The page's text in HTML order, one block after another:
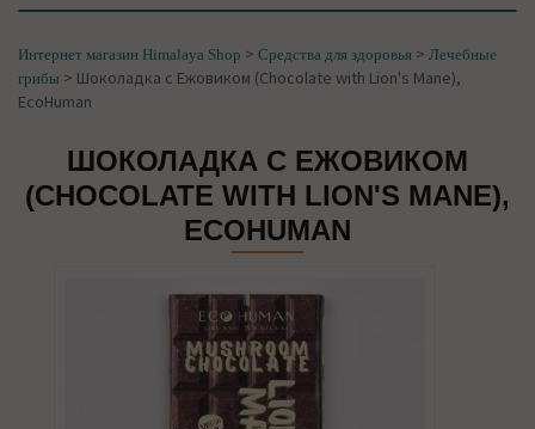
Интернет магазин Himalaya Shop > Средства для здоровья > Лечебные
грибы > Шоколадка с Ежовиком (Chocolate with Lion's Mane),
EcoHuman
ШОКОЛАДКА С ЕЖОВИКОМ
(CHOCOLATE WITH LION'S MANE),
ECOHUMAN